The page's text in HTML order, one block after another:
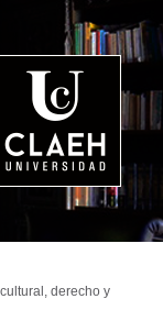
derecho y